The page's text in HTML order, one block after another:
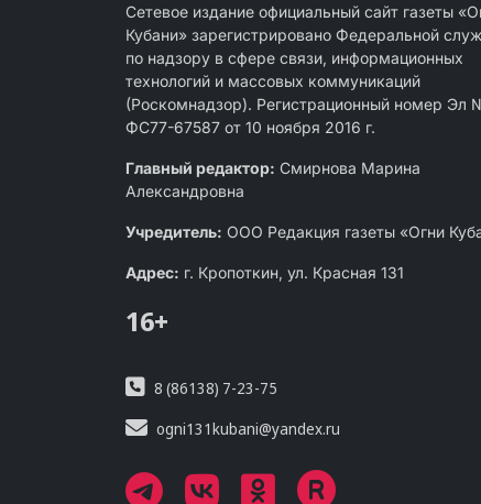
Сетевое издание официальный сайт газеты
Кубани» зарегистрировано Федеральной
по надзору в сфере связи, информационных
технологий и массовых коммуникаций
(Роскомнадзор). Регистрационный номер Эл
ФС77-67587 от 10 ноября 2016 г.
Главный редактор: Смирнова Марина
Александровна
Учредитель: ООО Редакция газеты «Огни
Адрес: г. Кропоткин, ул. Красная 131
16+
8 (86138) 7-23-75
ogni131kubani@yandex.ru